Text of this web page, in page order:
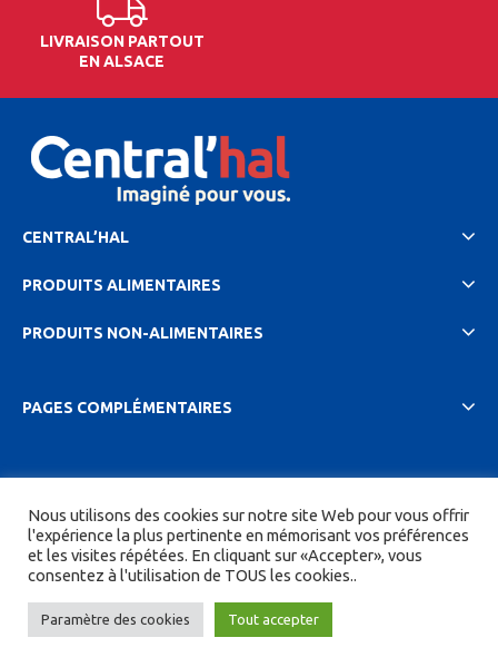
LIVRAISON PARTOUT
EN ALSACE
CENTRAL’HAL
PRODUITS ALIMENTAIRES
PRODUITS NON-ALIMENTAIRES
PAGES COMPLÉMENTAIRES
confidentionalité| CGV| Tous droits réservés.
Site réalisé parDIGITICS etJoan HAEGELE
Nous utilisons des cookies sur notre site Web pour vous offrir
l'expérience la plus pertinente en mémorisant vos préférences
et les visites répétées. En cliquant sur «Accepter», vous
consentez à l'utilisation de TOUS les cookies..
Paramètre des cookies Tout accepter